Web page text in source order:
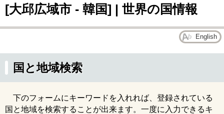
[大邱広域市 - 韓国] | 世界の国情報
English
国と地域検索
下のフォームにキーワードを入れれば、登録されている
国と地域を検索することが出来ます。一度に入力できるキ